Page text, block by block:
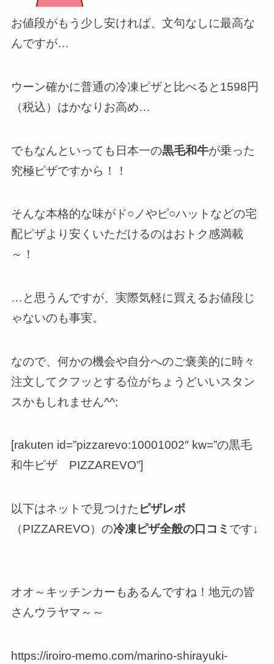
お値段がもう少し安ければ、文句なしに最高な
んですが…
ウーン確かに普通の冷凍ピザと比べると1598円
（税込）はかなりお高め…
でもなんといっても日本一の黒毛和牛が乗った
究極ピザですから！！
そんな本格的な味がド○ノやピ○ハットなどの宅
配ピザより安くいただけるのはおトク感満載
～！
…と思うんですが、実際気軽に買えるお値段じ
ゃないのも事実。
なので、何かの機会や自分へのご褒美的に時々
注文してクフッとする位がちょうどいいスタン
スかもしれません^^;
[rakuten id=”pizzarevo:10001002″ kw=”の黒毛
和牛ピザ PIZZAREVO”]
以下はネットで見つけた ピザレボ
（PIZZAREVO）の冷凍ピザ全般の口コミ です↓
オオ～キッチンカーもあるんですね！地元の皆
さんウラヤマ～～
https://iroiro-memo.com/marino-shirayuki-